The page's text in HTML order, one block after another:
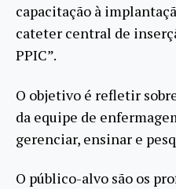
capacitação à
cateter central de
PPIC”.
O objetivo é refletir
da equipe de
gerenciar, ensinar e
O público-alvo são os